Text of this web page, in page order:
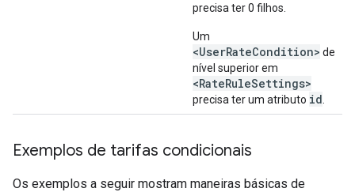
precisa ter 0 filhos.
Um
<UserRateCondition> de
nível superior em
<RateRuleSettings>
precisa ter um atributo id
Exemplos de tarifas condicionais
Os exemplos a seguir mostram maneiras básicas de